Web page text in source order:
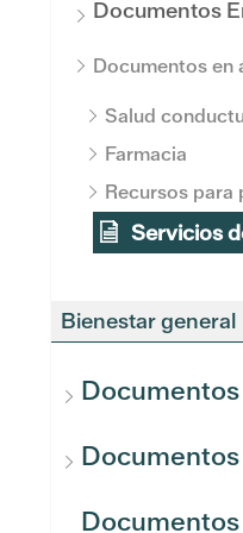
Documentos
Documentos en
Salud
Farmacia
Recursos para
Servicios
Bienestar general